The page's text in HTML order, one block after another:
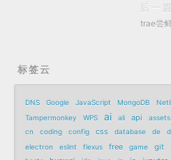
后一篇
trae尝
标签云
DNS Google JavaScript MongoDB
Tampermonkey
WPS ai ali api assets
cn coding config css database de
electron
eslint flexus free game git